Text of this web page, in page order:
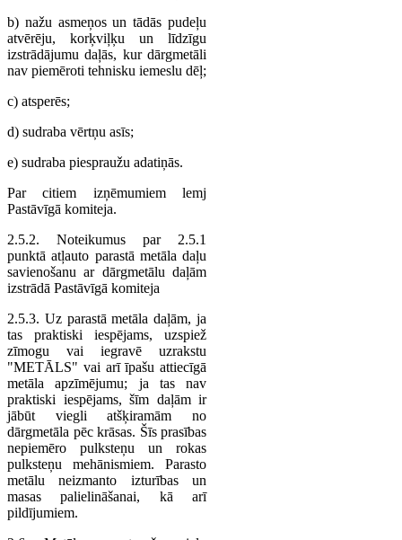
b) nažu asmeņos un tādās pudeļu
atvērēju, korķviļķu un līdzīgu
izstrādājumu daļās, kur dārgmetāli
nav piemēroti tehnisku iemeslu dēļ;
c) atsperēs;
d) sudraba vērtņu asīs;
e) sudraba piespraužu adatiņās.
Par citiem izņēmumiem lemj
Pastāvīgā komiteja.
2.5.2. Noteikumus par 2.5.1
punktā atļauto parastā metāla daļu
savienošanu ar dārgmetālu daļām
izstrādā Pastāvīgā komiteja
2.5.3. Uz parastā metāla daļām, ja
tas praktiski iespējams, uzspiež
zīmogu vai iegravē uzrakstu
"METĀLS" vai arī īpašu attiecīgā
metāla apzīmējumu; ja tas nav
praktiski iespējams, šīm daļām ir
jābūt viegli atšķiramām no
dārgmetāla pēc krāsas. Šīs prasības
nepiemēro pulksteņu un rokas
pulksteņu mehānismiem. Parasto
metālu neizmanto izturības un
masas palielināšanai, kā arī
pildījumiem.